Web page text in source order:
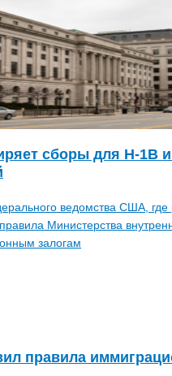
сборы для H-1B
правила